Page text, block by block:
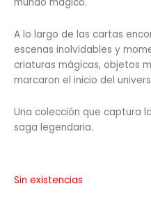
A lo largo de las cartas
escenas inolvidables y
criaturas mágicas, objetos
marcaron el inicio del
Una colección que captura
saga legendaria.
Sin existencias